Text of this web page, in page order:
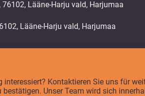
Lääne-Harju vald, Harjumaa
interessiert? Kontaktieren Sie uns für
Unser Team wird sich